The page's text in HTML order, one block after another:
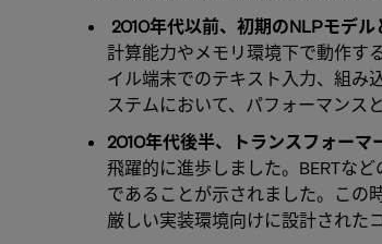
2010年代以前、初期のNLPモデル
計算能力やメモリ環境下で動作す
イル端末でのテキスト入力、組み
ステムにおいて、パフォーマンス
2010年代後半、トランスフォーマ
飛躍的に進歩しました。BERTな
であることが示されました。この
厳しい実装環境向けに設計された